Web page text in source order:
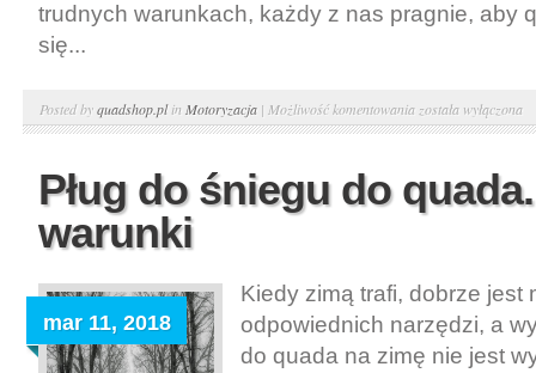
trudnych warunkach, każdy z nas pragnie, aby
się...
Posted byquadshop.plin Motoryzacja | Możliwość komentowania Opony
do
Wybór
została wyłączona
Pług do śniegu do
warunki
mar 11, 2018
Kiedy zimą trafi, dobrze jest
odpowiednich narzędzi, a
do quada na zimę nie jest